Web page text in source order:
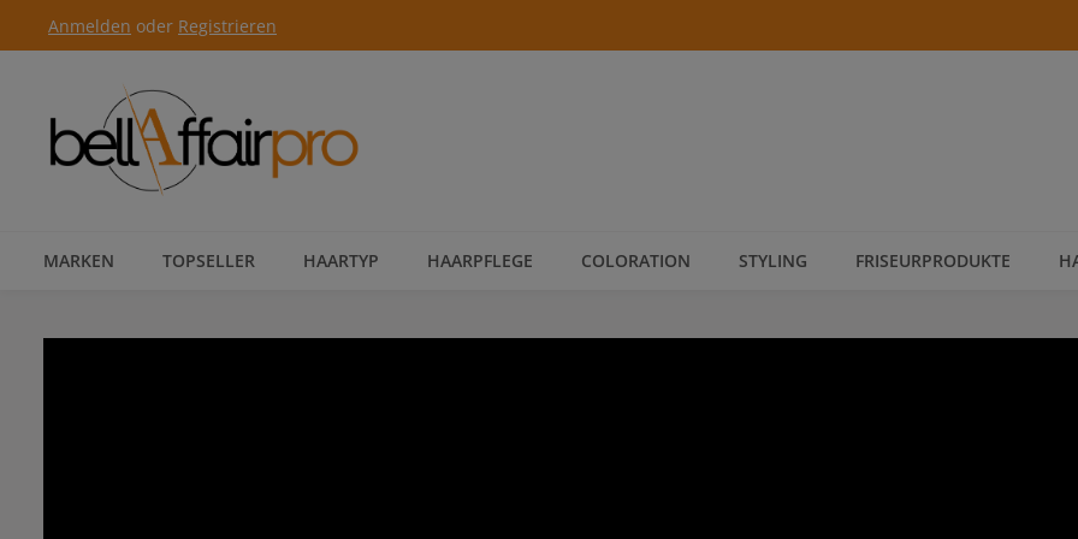
Hauptnavigation springen
Anmelden oder Registrieren
MARKEN TOPSELLER HAARTYP HAARPFLEGE COLORATION STYLING FRISEURPRODUKTE